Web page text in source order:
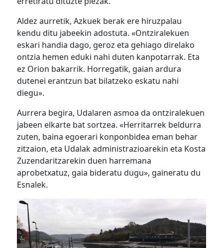
Aldez aurretik, Azkuek berak ere hiruzpalau
kendu ditu jabeekin adostuta. «Ontziralekuen
eskari handia dago, geroz eta gehiago direlako
ontzia hemen eduki nahi duten kanpotarrak. Eta
ez Orion bakarrik. Horregatik, gaian ardura
dutenei erantzun bat bilatzeko eskatu nahi
diegu».
Aurrera begira, Udalaren asmoa da ontziralekuen
jabeen elkarte bat sortzea. «Herritarrek beldurra
zuten, baina egoerari konponbidea eman behar
zitzaion, eta Udalak administrazioarekin eta Kosta
Zuzendaritzarekin duen harremana
aprobetxatuz, gaia bideratu dugu», gaineratu du
Esnalek.